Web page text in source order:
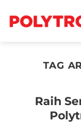
TAG
Raih